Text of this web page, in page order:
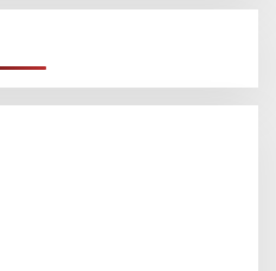
sebagai Pusat